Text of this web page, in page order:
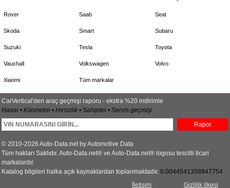
Rover Saab Seat
Skoda Smart Subaru
Suzuki Tesla Toyota
Vauxhall Volkswagen Volvo
Xiaomi Tüm markalar
CarVertical'den araç geçmişi raporu - ekstra %20 indirimle
Hasar • Kilometre • Hırsızlık • Sahipler • Servis geçmişi
Rapor
© 2010-2026 Auto-Data.net by Automotive Data
Tüm hakları Saklıdır. Auto-Data.net® ve Auto-Data.net® logosu tescilli ticari
markalardır.
Katalog bilgileri halka açık kaynaklardan toplanmaktadır. 0.0044541358947754
Gizlilik ilkesi
İletişim